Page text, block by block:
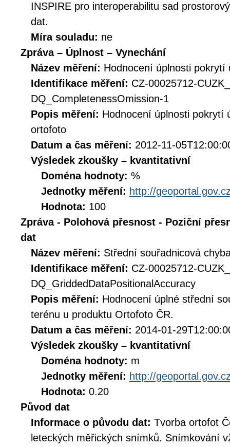
INSPIRE pro interoperabilitu sad
dat.
Míra souladu: ne
Zpráva – Úplnost – Vynechání
Název měření: Hodnocení úplnosti pokrytí
Identifikace měření: CZ-00025712-
DQ_CompletenessOmission-1
Popis měření: Hodnocení úplnosti pokrytí
ortofoto
Datum a čas měření: 2012-11-
Výsledek zkoušky – kvantitativní
Doména hodnoty: %
Jednotky měření: http://
Hodnota: 100
Zpráva - Polohová přesnost - Poziční
dat
Název měření: Střední souřadnicová
Identifikace měření: CZ-00025712-
DQ_GriddedDataPositionalAccuracy
Popis měření: Hodnocení úplné střední
terénu u produktu Ortofoto ČR.
Datum a čas měření: 2014-01-
Výsledek zkoušky – kvantitativní
Doména hodnoty: m
Jednotky měření: http://
Hodnota: 0.20
Původ dat
Informace o původu dat: Tvorba ortofot
leteckých měřických snímků. Snímkování